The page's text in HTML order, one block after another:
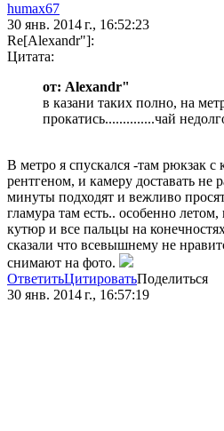
humax67
30 янв. 2014 г., 16:52:23
Re[Alexandr"]:
Цитата:
от: Alexandr"
в казани таких полно, на
прокатись..............чай
В метро я спускался -там рюкзак с
рентгеном, и камеру доставать не
минуты подходят и вежливо
гламура там есть.. особенно
кутюр и все пальцы на
сказали что всевышнему не
снимают на фото.
ОтветитьЦитироватьПоделиться
30 янв. 2014 г., 16:57:19